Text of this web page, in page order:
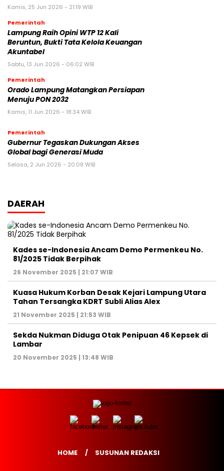
Kamis, 25 Jun 2026 - 21:19 WIB
Pemerintah
Lampung Raih Opini WTP 12 Kali
Beruntun, Bukti Tata Kelola Keuangan
Akuntabel
Sabtu, 13 Jun 2026 - 06:02 WIB
Pemerintah
Orado Lampung Matangkan Persiapan
Menuju PON 2032
Kamis, 11 Jun 2026 - 18:34 WIB
Pemerintah
Gubernur Tegaskan Dukungan Akses
Global bagi Generasi Muda
Selasa, 2 Jun 2026 - 20:08 WIB
DAERAH
Kades se-Indonesia Ancam Demo Permenkeu No.
81/2025 Tidak Berpihak
26 November 2025 | 21:07 WIB
Kuasa Hukum Korban Desak Kejari Lampung Utara
Tahan Tersangka KDRT Subli Alias Alex
21 November 2025 | 21:53 WIB
Sekda Nukman Diduga Otak Penipuan 46 Kepsek di
Lambar
20 November 2025 | 13:48 WIB
HOME SUSUNAN REDAKSI